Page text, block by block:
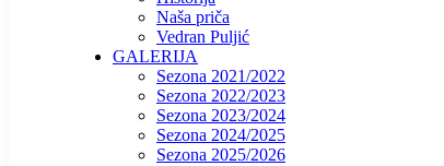
Naša priča
Vedran Puljić
GALERIJA
Sezona 2021/2022
Sezona 2022/2023
Sezona 2023/2024
Sezona 2024/2025
Sezona 2025/2026